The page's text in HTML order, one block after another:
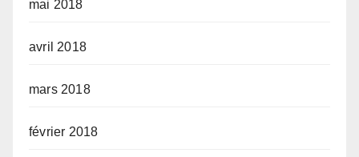
mai 2018
avril 2018
mars 2018
février 2018